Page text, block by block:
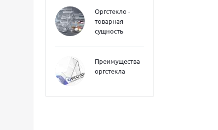
Оргстекло -
товарная
сущность
Преимущества
оргстекла